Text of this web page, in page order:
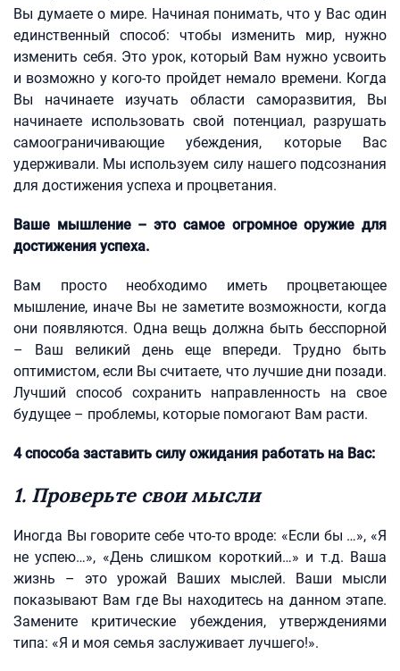
Вы думаете о мире. Начиная понимать, что у Вас один
единственный способ: чтобы изменить мир, нужно
изменить себя. Это урок, который Вам нужно усвоить
и возможно у кого-то пройдет немало времени. Когда
Вы начинаете изучать области саморазвития, Вы
начинаете использовать свой потенциал, разрушать
самоограничивающие убеждения, которые Вас
удерживали. Мы используем силу нашего подсознания
для достижения успеха и процветания.
Ваше мышление – это самое огромное оружие для
достижения успеха.
Вам просто необходимо иметь процветающее
мышление, иначе Вы не заметите возможности, когда
они появляются. Одна вещь должна быть бесспорной
– Ваш великий день еще впереди. Трудно быть
оптимистом, если Вы считаете, что лучшие дни позади.
Лучший способ сохранить направленность на свое
будущее – проблемы, которые помогают Вам расти.
4 способа заставить силу ожидания работать на Вас:
1. Проверьте свои мысли
Иногда Вы говорите себе что-то вроде: «Если бы …», «Я
не успею…», «День слишком короткий…» и т.д. Ваша
жизнь – это урожай Ваших мыслей. Ваши мысли
показывают Вам где Вы находитесь на данном этапе.
Замените критические убеждения, утверждениями
типа: «Я и моя семья заслуживает лучшего!».